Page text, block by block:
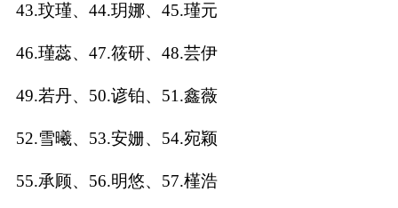
取
名
字
43.玟瑾、44.玥娜、45.瑾元
46.瑾蕊、47.筱研、48.芸伊
49.若丹、50.谚铂、51.鑫薇
52.雪曦、53.安姗、54.宛颖
55.承顾、56.明悠、57.槿浩